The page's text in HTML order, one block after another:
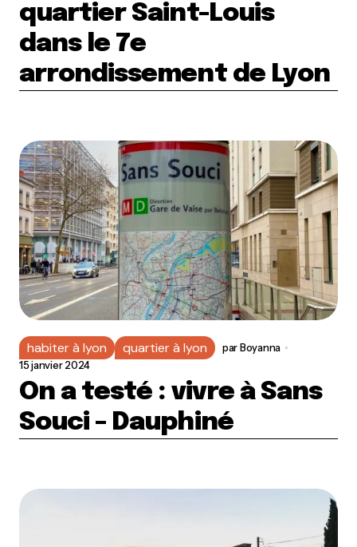
quartier Saint-Louis
dans le 7e
arrondissement de Lyon
habiter à lyon quartier à lyon parBoyanna
15 janvier 2024
On a testé : vivre à Sans
Souci – Dauphiné